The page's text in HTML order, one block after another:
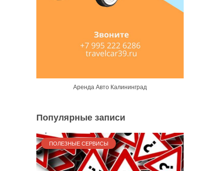
Аренда Авто Калининград
Популярные записи
ПОЛЕЗНЫЕ СЕРВИСЫ